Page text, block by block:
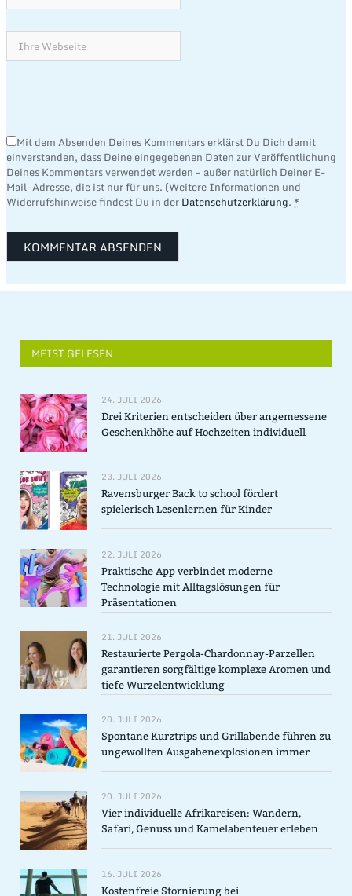
Mit dem Absenden Deines Kommentars erklärst Du Dich damit
einverstanden, dass Deine eingegebenen Daten zur Veröffentlichung
Deines Kommentars verwendet werden - außer natürlich Deiner E-
Mail-Adresse, die ist nur für uns. (Weitere Informationen und
Widerrufshinweise findest Du in derDatenschutzerklärung.*
MEIST GELESEN
24. JULI 2026
Drei Kriterien entscheiden über angemessene
Geschenkhöhe auf Hochzeiten individuell
23. JULI 2026
Ravensburger Back to school fördert
spielerisch Lesenlernen für Kinder
22. JULI 2026
Praktische App verbindet moderne
Technologie mit Alltagslösungen für
Präsentationen
21. JULI 2026
Restaurierte Pergola-Chardonnay-Parzellen
garantieren sorgfältige komplexe Aromen und
tiefe Wurzelentwicklung
20. JULI 2026
Spontane Kurztrips und Grillabende führen zu
ungewollten Ausgabenexplosionen immer
20. JULI 2026
Vier individuelle Afrikareisen: Wandern,
Safari, Genuss und Kamelabenteuer erleben
16. JULI 2026
Kostenfreie Stornierung bei